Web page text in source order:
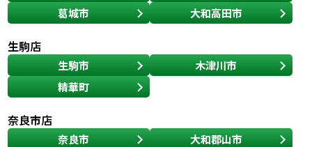
よくあるご質問 屋根リフォームについて
雨漏りについて
ヨネヤがお客様から選ばれる10の
リフォームローン
葛城市
大和高田市
生駒店
生駒市
木津川市
精華町
奈良市店
奈良市 大和郡山市